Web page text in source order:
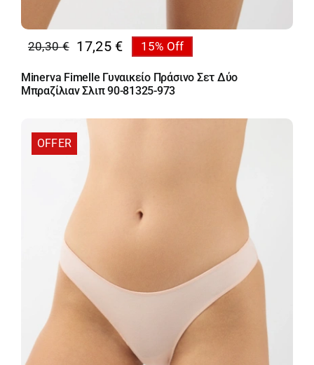
20,30€
Original
price
was:
17,25 €
Η
τρέχουσα
τιμή
15% Off
Minerva Fimelle Γυναικείο Πράσινο Σετ Δύο
Μπραζίλιαν Σλιπ 90-81325-973
OFFER